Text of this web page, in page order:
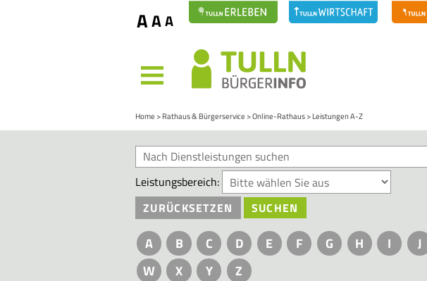
AAA
MENÜ
Home Rathaus & Bürgerservice Online-Rathaus Leistungen A-Z
Leistungsbereich:
ZURÜCKSETZEN
SUCHEN
A B C D E F G H I J
W
X Y Z